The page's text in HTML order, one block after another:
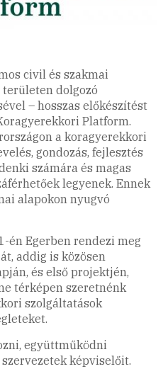
civil és szakmai
dolgozó
– hosszas előkészítést
Platform.
a koragyerekkori
gondozás, fejlesztés
számára és magas
legyenek. Ennek
alapokon nyugvó
én Egerben rendezi meg
addig is közösen
és első projektjén,
térképen szeretnénk
szolgáltatások
együttműködni
képviselőit.